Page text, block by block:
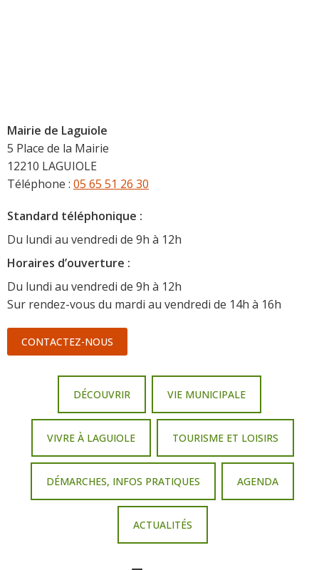
Mairie de Laguiole
5 Place de la Mairie
12210 LAGUIOLE
Téléphone : 05 65 51 26 30
Standard téléphonique :
Du lundi au vendredi de 9h à 12h
Horaires d’ouverture :
Du lundi au vendredi de 9h à 12h
Sur rendez-vous du mardi au vendredi de 14h à 16h
CONTACTEZ-NOUS
DÉCOUVRIR VIE MUNICIPALE
VIVRE À LAGUIOLE TOURISME ET LOISIRS
DÉMARCHES, INFOS PRATIQUES AGENDA
ACTUALITÉS